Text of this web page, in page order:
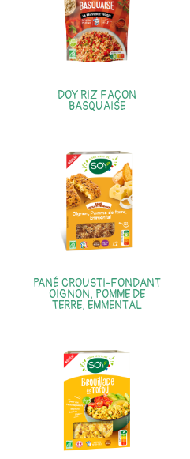
DOY RIZ FAÇON
BASQUAISE
PANÉ CROUSTI-FONDANT
OIGNON, POMME DE
TERRE, EMMENTAL